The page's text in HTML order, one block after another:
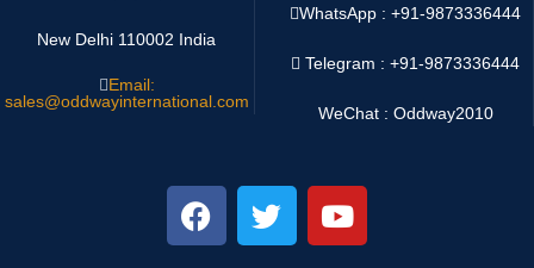
New Delhi 110002 India
Email:
sales@oddwayinternational.com
WhatsApp :+91-9873336444
Telegram : +91-9873336444
WeChat : Oddway2010